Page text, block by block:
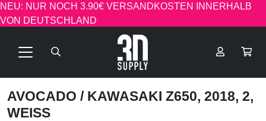
NEU: NUR NOCH 3.90€ VERSANDKOSTEN INNERHALB
VON DEUTSCHLAND
AVOCADO / KAWASAKI Z650, 2018, 2,
WEISS